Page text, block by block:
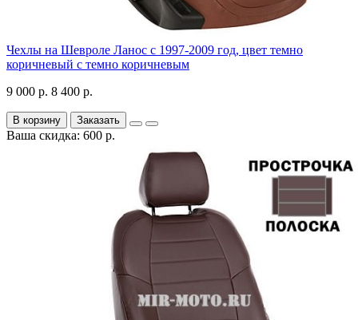
Чехлы на Шевроле Ланос с 1997-2009 год, цвет темно
коричневый с темно коричневым
9 000 р. 8 400 р.
В корзину Заказать
Ваша скидка: 600 р.